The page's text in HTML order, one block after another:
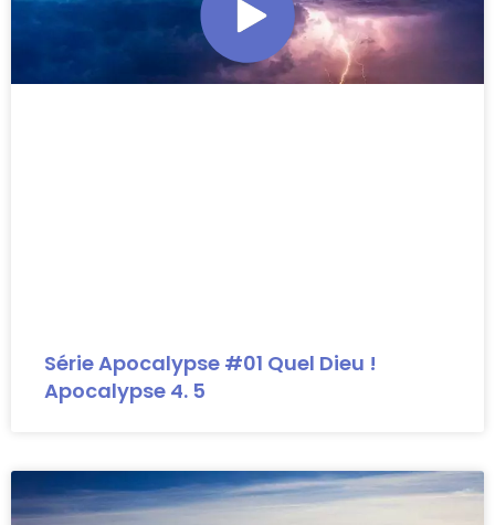
Série Apocalypse #01 Quel Dieu !
Apocalypse 4. 5